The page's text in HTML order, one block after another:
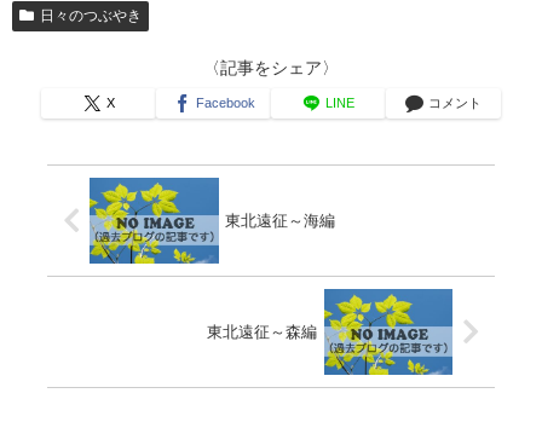
日々のつぶやき
〈記事をシェア〉
X Facebook LINE コメント
東北遠征～海編
東北遠征～森編